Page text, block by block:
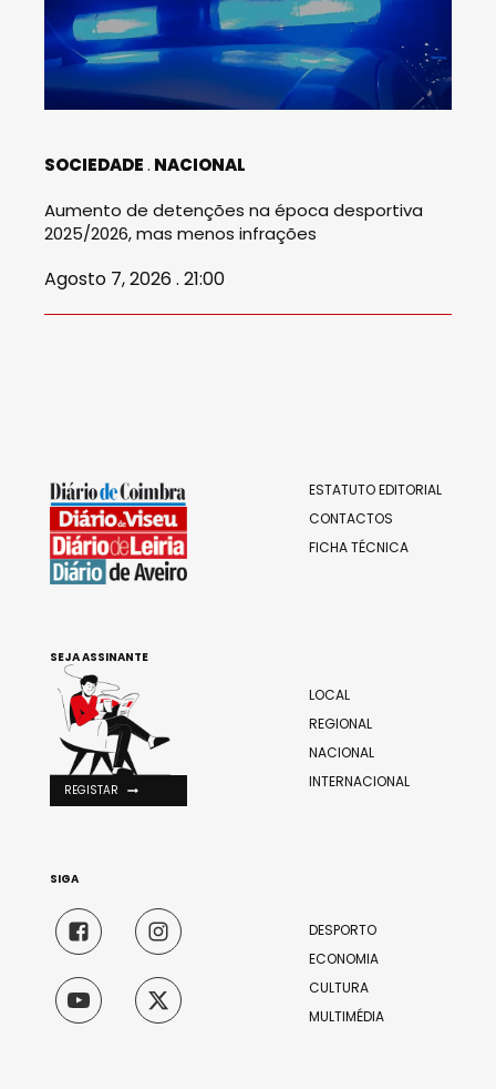
SOCIEDADE NACIONAL
Aumento de detenções na época desportiva
2025/2026, mas menos infrações
Agosto 7, 2026 . 21:00
ESTATUTO EDITORIAL
CONTACTOS
FICHA TÉCNICA
LOCAL
REGIONAL
NACIONAL
INTERNACIONAL
DESPORTO
ECONOMIA
CULTURA
MULTIMÉDIA
SEJA ASSINANTE
REGISTAR
SIGA